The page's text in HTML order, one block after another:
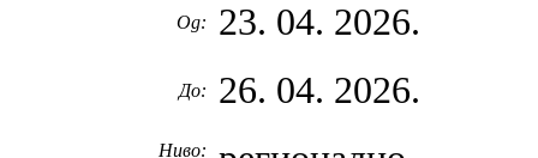
Од: 23. 04. 2026.
До: 26. 04. 2026.
Ниво: